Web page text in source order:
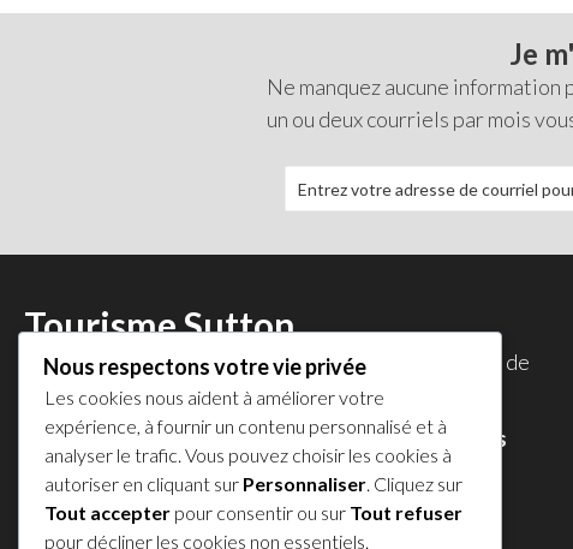
Je
Ne manquez aucune
un ou deux courriels par mois
Tourisme Sutton
Tourisme Sutton est une initiative de la
Corporation de
développement économique de Sutton.
Accédez au répertoire des commerces et services
membres de la CDES.
Politique de confidentialité
Nous respectons votre vie privée
Les cookies nous aident à améliorer votre
expérience, à fournir un contenu personnalisé et à
analyser le trafic. Vous pouvez choisir les cookies à
autoriser en cliquant sur Personnaliser. Cliquez sur
Tout accepter pour consentir ou sur Tout refuser
pour décliner les cookies non essentiels.